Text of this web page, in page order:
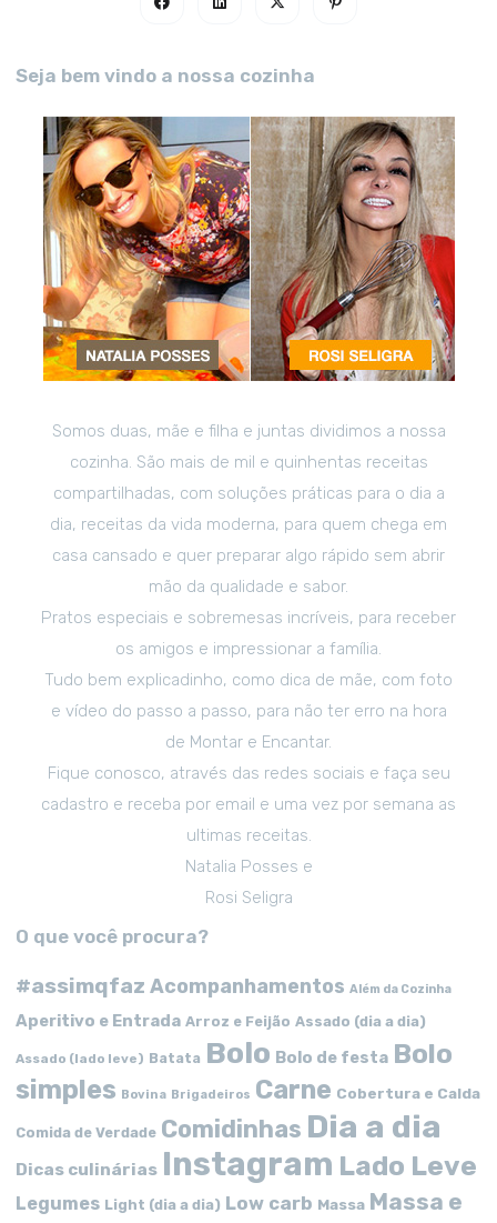
Seja bem vindo a nossa cozinha
Somos duas, mãe e filha e juntas dividimos a nossa
cozinha. São mais de mil e quinhentas receitas
compartilhadas, com soluções práticas para o dia a
dia, receitas da vida moderna, para quem chega em
casa cansado e quer preparar algo rápido sem abrir
mão da qualidade e sabor.
Pratos especiais e sobremesas incríveis, para receber
os amigos e impressionar a família.
Tudo bem explicadinho, como dica de mãe, com foto
e vídeo do passo a passo, para não ter erro na hora
de Montar e Encantar.
Fique conosco, através das redes sociais e faça seu
cadastro e receba por email e uma vez por semana as
ultimas receitas.
Natalia Posses e
Rosi Seligra
O que você procura?
#assimqfaz Acompanhamentos Além da Cozinha
Aperitivo e Entrada Arroz e Feijão Assado (dia a dia)
Assado (lado leve) Batata Bolo Bolo de festa Bolo
simples
Bovina Brigadeiros Carne Cobertura e Calda
Comida de Verdade Comidinhas Dia a dia
Dicas culinárias Instagram Lado Leve
Legumes Light (dia a dia) Low carb Massa Massa e